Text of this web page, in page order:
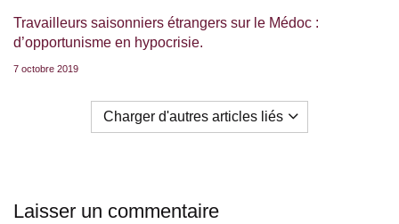
Travailleurs saisonniers étrangers sur le Médoc :
d’opportunisme en hypocrisie.
7 octobre 2019
Charger d'autres articles liés
Laisser un commentaire